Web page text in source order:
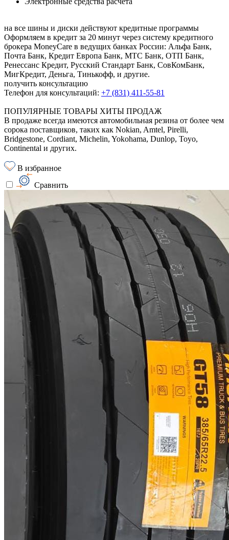
на все шины и диски действуют кредитные программы
Оформляем в кредит за 20 минут через систему кредитного
брокера MoneyCare в ведущих банках России: Альфа Банк,
Почта Банк, Кредит Европа Банк, МТС Банк, ОТП Банк,
Ренессанс Кредит, Русский Стандарт Банк, СовКомБанк,
МигКредит, Деньга, Тинькофф, и другие.
получить консультацию
Телефон для консультаций: +7 (831) 411-55-81
ПОПУЛЯРНЫЕ ТОВАРЫ ХИТЫ ПРОДАЖ
В продаже всегда имеются автомобильная резина от более чем
сорока поставщиков, таких как Nokian, Amtel, Pirelli,
Bridgestone, Cordiant, Michelin, Yokohama, Dunlop, Toyo,
Continental и других.
В избранное
Сравнить